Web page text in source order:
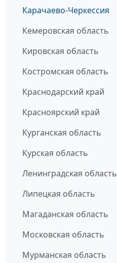
Карачаево-Черкессия
Кемеровская область
Кировская область
Костромская область
Краснодарский край
Красноярский край
Курганская область
Курская область
Ленинградская область
Липецкая область
Магаданская область
Московская область
Мурманская область